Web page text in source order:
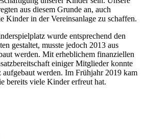
aus diesem Grunde an, auch
Kinder in der Vereinsanlage zu schaffen.
wurde entsprechend den
gestaltet, musste jedoch 2013 aus
werden. Mit erheblichem finanziellen
einiger Mitglieder konnte
aufgebaut werden. Im Frühjahr 2019 kam
bereits viele Kinder erfreut hat.